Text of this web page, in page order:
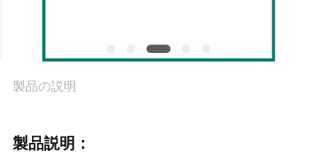
い
わ
製品の説明
製品説明：